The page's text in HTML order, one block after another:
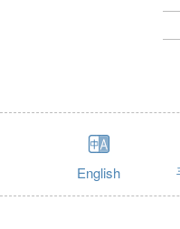
English